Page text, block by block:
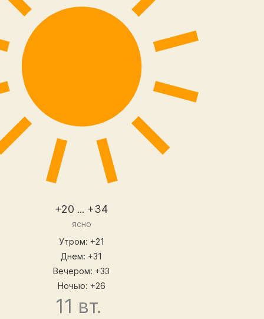
+20 ... +34
ясно
Утром: +21
Днем: +31
Вечером: +33
Ночью: +26
11 вт.